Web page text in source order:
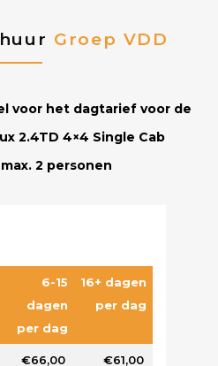
Groep VDD
voor het dagtarief voor de
2.4TD 4×4 Single Cab
2 personen
6-15
dagen
per dag
16+ dagen
per dag
€66,00 €61,00